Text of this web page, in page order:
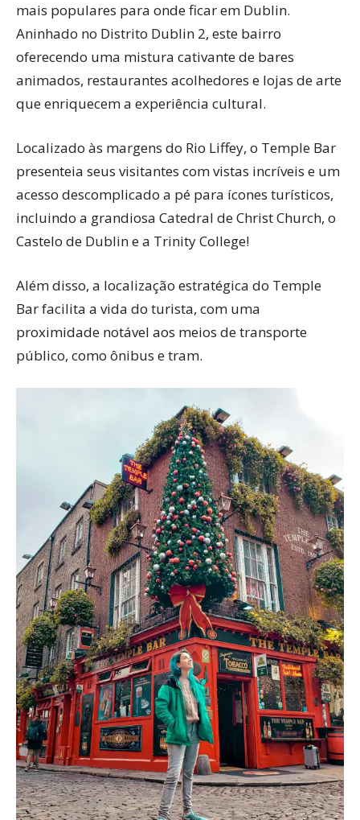
mais populares para onde ficar em Dublin.
Aninhado no Distrito Dublin 2, este bairro
oferecendo uma mistura cativante de bares
animados, restaurantes acolhedores e lojas de arte
que enriquecem a experiência cultural.
Localizado às margens do Rio Liffey, o Temple Bar
presenteia seus visitantes com vistas incríveis e um
acesso descomplicado a pé para ícones turísticos,
incluindo a grandiosa Catedral de Christ Church, o
Castelo de Dublin e a Trinity College!
Além disso, a localização estratégica do Temple
Bar facilita a vida do turista, com uma
proximidade notável aos meios de transporte
público, como ônibus e tram.